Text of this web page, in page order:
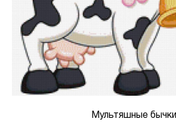
Мультяшные бычки